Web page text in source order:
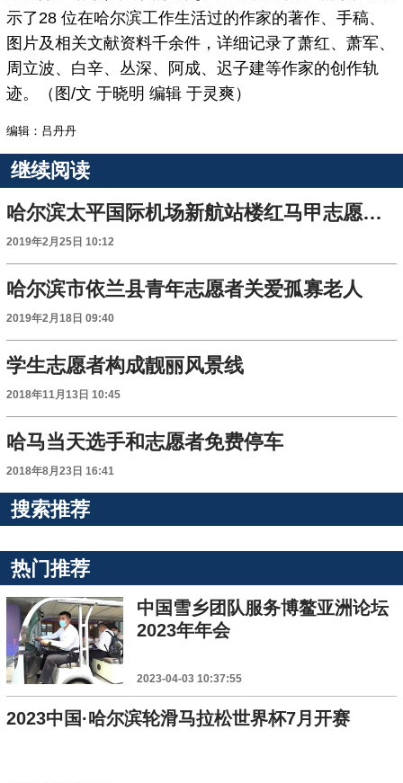
示了28 位在哈尔滨工作生活过的作家的著作、手稿、
图片及相关文献资料千余件，详细记录了萧红、萧军、
周立波、白辛、丛深、阿成、迟子建等作家的创作轨
迹。（图/文 于晓明 编辑 于灵爽）
编辑：吕丹丹
继续阅读
哈尔滨太平国际机场新航站楼红马甲志愿者助旅客出行
2019年2月25日 10:12
哈尔滨市依兰县青年志愿者关爱孤寡老人
2019年2月18日 09:40
学生志愿者构成靓丽风景线
2018年11月13日 10:45
哈马当天选手和志愿者免费停车
2018年8月23日 16:41
搜索推荐
热门推荐
中国雪乡团队服务博鳌亚洲论坛
2023年年会
2023-04-03 10:37:55
2023中国·哈尔滨轮滑马拉松世界杯7月开赛